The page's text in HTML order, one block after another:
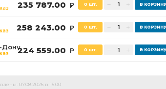
235 787.00 Р 0 шт.
258 243.00 Р 0 шт.
Дону224 559.00 Р 0 шт.
07.08.2026 в 15:00